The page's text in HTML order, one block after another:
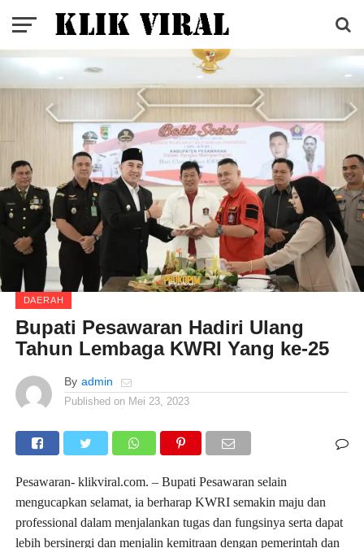
DAERAH
Bupati Pesawaran Hadiri Ulang
Tahun Lembaga KWRI Yang ke-25
By admin
Published on Mei 23, 2023
Pesawaran- klikviral.com. – Bupati Pesawaran selain
mengucapkan selamat, ia berharap KWRI semakin maju dan
professional dalam menjalankan tugas dan fungsinya serta dapat
lebih bersinergi dan menjalin kemitraan dengan pemerintah dan